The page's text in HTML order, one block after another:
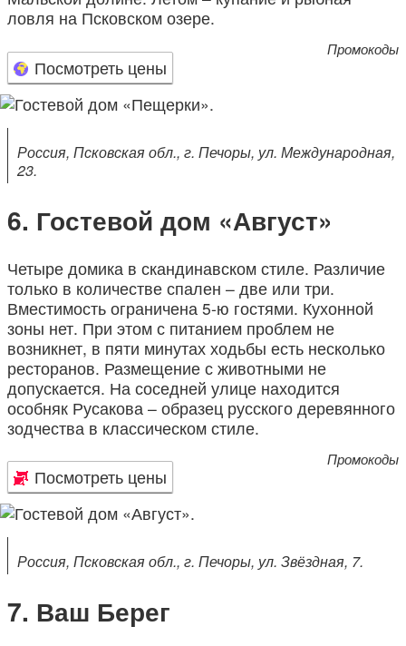
ловля на Псковском озере.
Посмотреть цены
Промокоды
Россия, Псковская обл., г. Печоры, ул. Международная,
23.
Гостевой дом «Август»
Четыре домика в скандинавском стиле. Различие
только в количестве спален – две или три.
Вместимость ограничена 5-ю гостями. Кухонной
зоны нет. При этом с питанием проблем не
возникнет, в пяти минутах ходьбы есть несколько
ресторанов. Размещение с животными не
допускается. На соседней улице находится
особняк Русакова – образец русского деревянного
зодчества в классическом стиле.
Посмотреть цены
Промокоды
Россия, Псковская обл., г. Печоры, ул. Звёздная, 7.
Ваш Берег